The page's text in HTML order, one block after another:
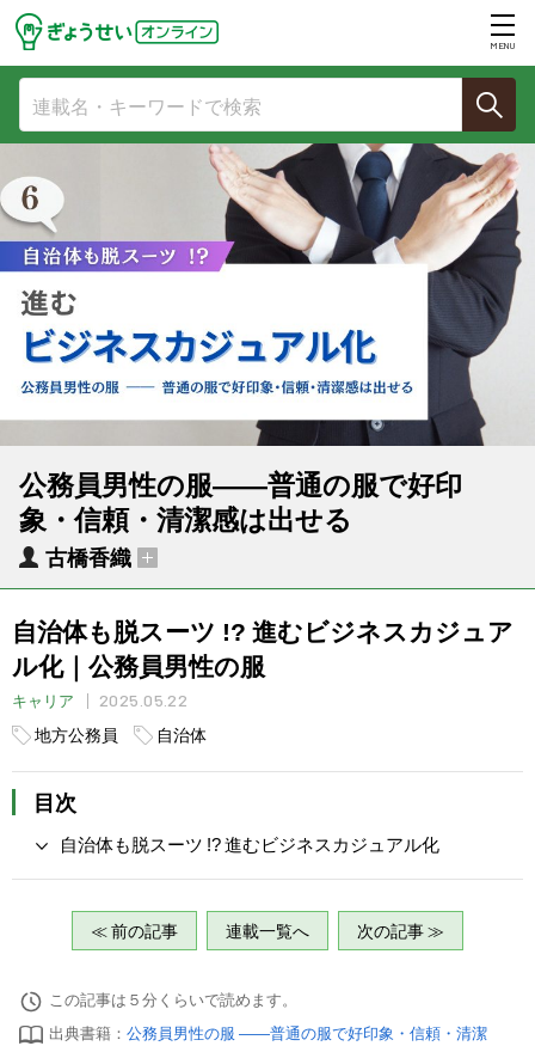
MENU
公務員男性の服――普通の服で好印
象・信頼・清潔感は出せる
古橋香織
自治体も脱スーツ !? 進むビジネスカジュア
ル化｜公務員男性の服
キャリア
2025.05.22
地方公務員
自治体
目次
自治体も脱スーツ !? 進むビジネスカジュアル化
≪ 前の記事 連載一覧へ 次の記事 ≫
この記事は５分くらいで読めます。
出典書籍： 公務員男性の服 ――普通の服で好印象・信頼・清潔